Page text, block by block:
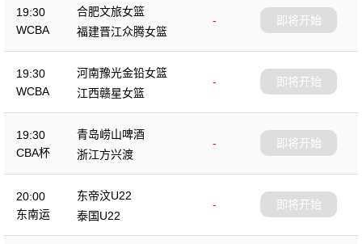
19:30
WCBA
合肥文旅女篮
-
福建晋江众腾女篮
即将开始
19:30
WCBA
河南豫光金铅女篮
-
江西赣星女篮
即将开始
19:30
CBA杯
青岛崂山啤酒
-
浙江方兴渡
即将开始
20:00
东南运
东帝汶U22
-
泰国U22
即将开始